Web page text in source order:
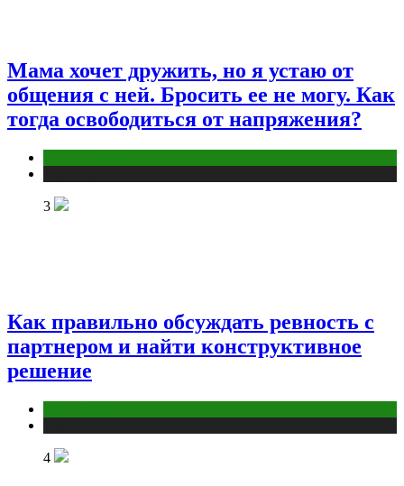
Мама хочет дружить, но я устаю от
общения с ней. Бросить ее не могу. Как
тогда освободиться от напряжения?
3
Как правильно обсуждать ревность с
партнером и найти конструктивное
решение
4